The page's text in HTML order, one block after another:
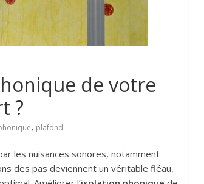
de votre
?
, plafond
les nuisances sonores, notamment
des pas deviennent un véritable fléau,